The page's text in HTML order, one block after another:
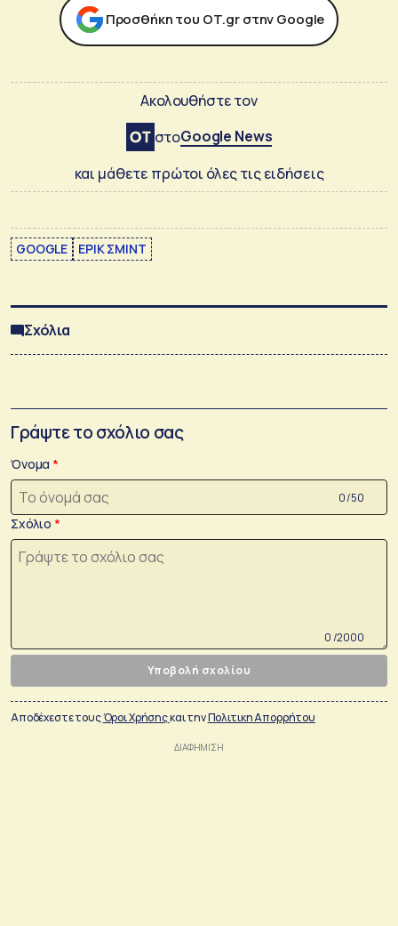
Προσθήκη του ΟΤ.gr στην Google
Ακολουθήστε τον
στοGoogle News
και μάθετε πρώτοι όλες τις ειδήσεις
GOOGLE ΕΡΙΚ ΣΜΙΝΤ
Σχόλια
Γράψτε το σχόλιο σας
Όνομα
0 /50
Σχόλιο
0 /2000
Υποβολή σχολίου
Αποδέχεστε τουςΌροι Χρήσηςκαι τηνΠολιτικη Απορρήτου